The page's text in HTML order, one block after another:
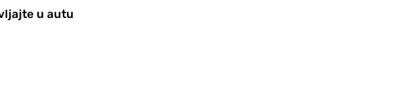
u autu